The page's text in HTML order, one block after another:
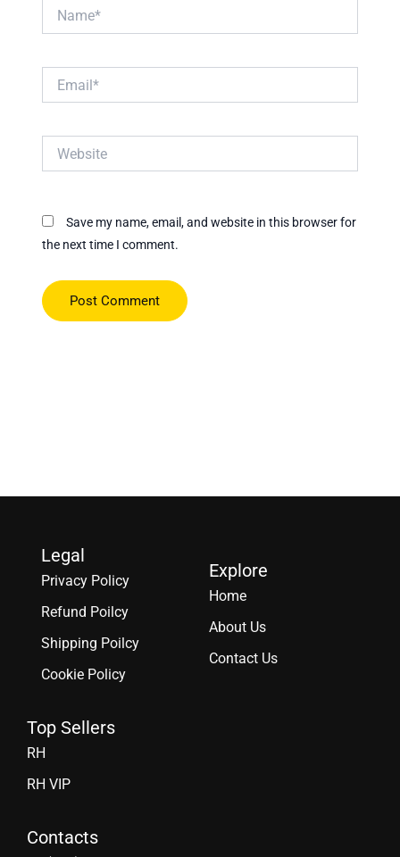
Save my name, email, and website in this browser for
the next time I comment.
Legal
Privacy Policy
Refund Poilcy
Shipping Poilcy
Cookie Policy
Explore
Home
About Us
Contact Us
Top Sellers
RH
RH VIP
Contacts